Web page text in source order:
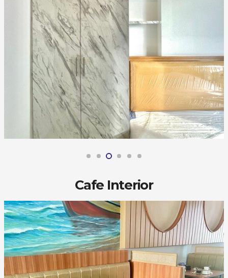
Cafe Interior